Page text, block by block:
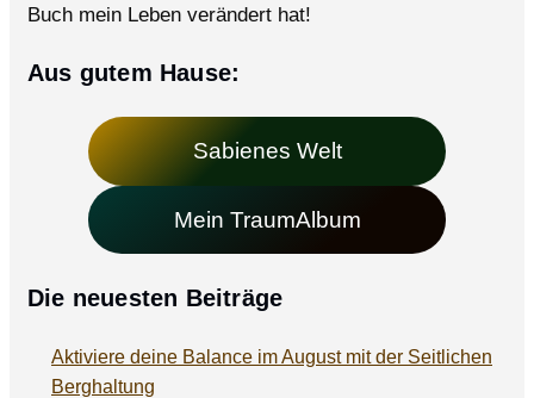
Buch mein Leben verändert hat!
Aus gutem Hause:
Sabienes Welt
Mein TraumAlbum
Die neuesten Beiträge
Aktiviere deine Balance im August mit der Seitlichen
Berghaltung